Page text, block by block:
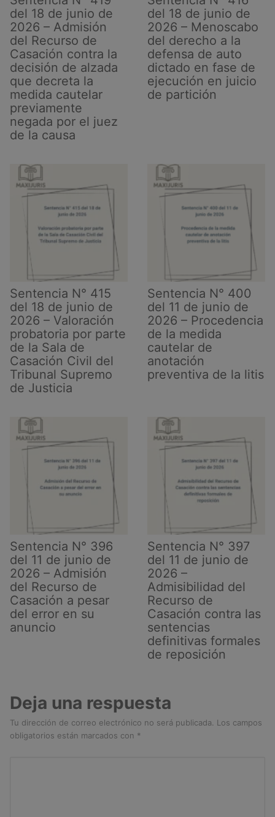
falsa
en
su
tercera
modalidad
del 18 de junio de
2026 – Admisión
del Recurso de
Casación contra la
decisión de alzada
que decreta la
medida cautelar
previamente
negada por el juez
de la causa
del 18 de junio de
2026 – Menoscabo
del derecho a la
defensa de auto
dictado en fase de
ejecución en juicio
de partición
Sentencia N° 415
del 18 de junio de
2026 – Valoración
probatoria por parte
de la Sala de
Casación Civil del
Tribunal Supremo
de Justicia
Sentencia N° 400
del 11 de junio de
2026 – Procedencia
de la medida
cautelar de
anotación
preventiva de la litis
Sentencia N° 396
del 11 de junio de
2026 – Admisión
del Recurso de
Casación a pesar
del error en su
anuncio
Sentencia N° 397
del 11 de junio de
2026 –
Admisibilidad del
Recurso de
Casación contra las
sentencias
definitivas formales
de reposición
Deja una respuesta
Tu dirección de correo electrónico no será publicada.
Los campos
obligatorios están marcados con *